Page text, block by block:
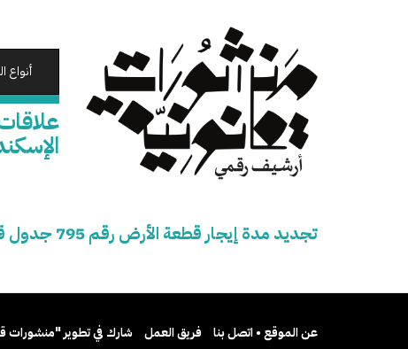
أنواع
تجديد مدة إيجار قطعة الأرض رقم 795 جدول قسم المنتزه بمحافظة الإسكندرية بما عليها من منشآت إلى جمعية الهلال الأحمر
عن الموقع • اتصل بنا فريق العمل شارك في تطوير "منشورات